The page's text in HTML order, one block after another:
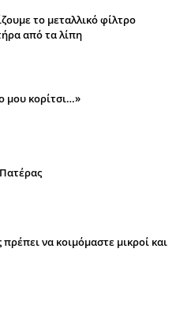
το μεταλλικό φίλτρο
από τα λίπη
μου κορίτσι…»
να κοιμόμαστε μικροί και